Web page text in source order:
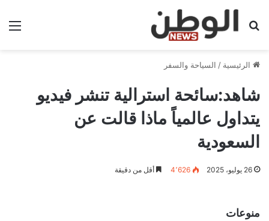
بحث عن
الرئيسية / السياحة والسفر
شاهد:سائحة استرالية تنشر فيديو
يتداول عالمياً ماذا قالت عن
السعودية
26 يوليو، 2025 4٬626 أقل من دقيقة
منوعات